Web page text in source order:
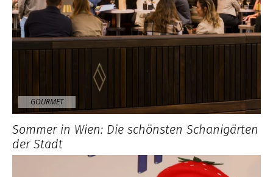
GOURMET
Sommer in Wien: Die schönsten Schanigärten
der Stadt